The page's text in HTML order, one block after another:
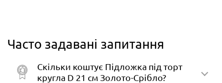
Часто задавані запитання
Скільки коштує Підложка під торт
кругла D 21 см Золото-Срібло?